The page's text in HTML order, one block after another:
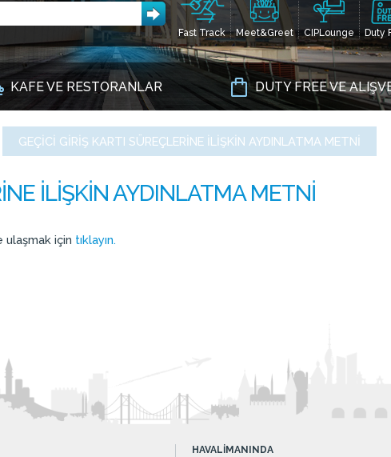
Fast Track Meet&Greet CIPLounge Duty
KAFE VE RESTORANLAR DUTY FREE VE
GEÇICI GIRIŞ KARTI SÜREÇLERINE İLIŞKIN AYDINLATMA METNI
ulaşmak için tıklayın.
HAVALİMANINDA